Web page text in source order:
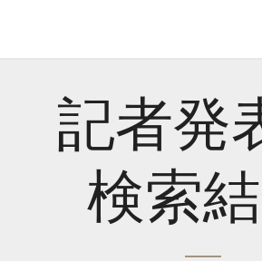
記者発
検索